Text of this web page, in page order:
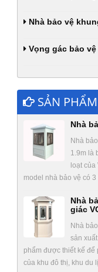
Nhà bảo vệ
Vọng gác bảo vệ
SẢN PHẨM
Nhà
Nhà
1.9m là
loạt
model nhà bảo vệ có
Nhà
giác
Nhà
sản
phẩm được thiết kế
của khu đô thị, khu du